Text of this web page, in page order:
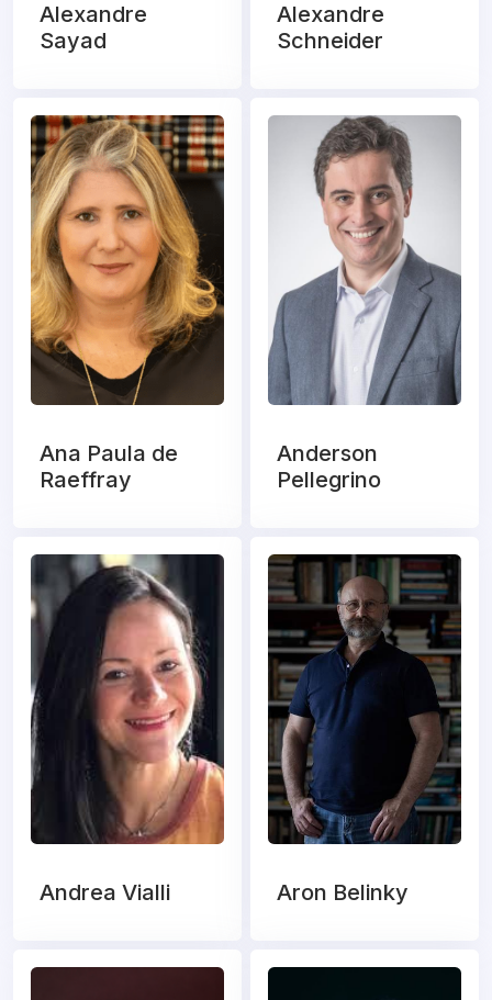
Alexandre
Sayad
Alexandre
Schneider
Ana Paula de
Raeffray
Anderson
Pellegrino
Andrea Vialli Aron Belinky